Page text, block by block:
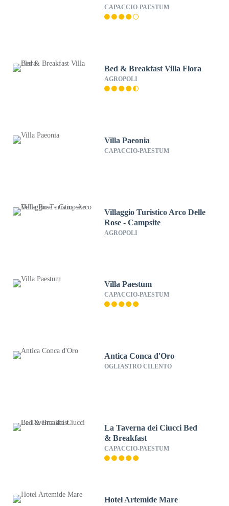
CAPACCIO-PAESTUM
Bed & Breakfast Villa Flora
AGROPOLI
Villa Paeonia
CAPACCIO-PAESTUM
Villaggio Turistico Arco Delle
Rose - Campsite
AGROPOLI
Villa Paestum
CAPACCIO-PAESTUM
Antica Conca d'Oro
OGLIASTRO CILENTO
La Taverna dei Ciucci Bed
& Breakfast
CAPACCIO-PAESTUM
Hotel Artemide Mare